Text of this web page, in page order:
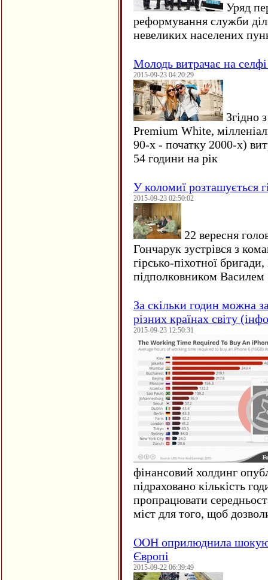
Уряд
реформування служби
невеликих населених
Молодь витрачає на
2015-09-23 04:20:29
Згідно
Premium White,
90-х - початку 2000-х)
54 години на рік
У коломиї розташується
2015-09-23 02:50:02
22 вересня
Гончарук зустрівся з
гірсько-піхотної
підполковником
За скільки годин можна
різних країнах світу
2015-09-23 12:50:31
фінансовий холдинг
підраховано кількість
пропрацювати
міст для того, щоб
ООН оприлюднила
Європі
2015-09-22 06:39:49